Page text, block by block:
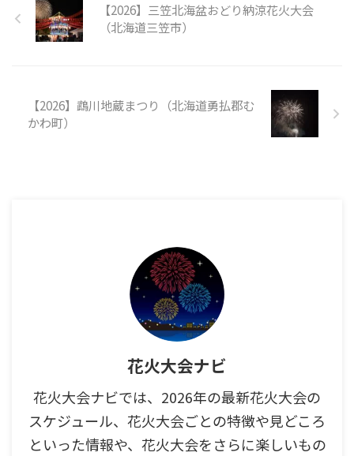
【2026】三笠北海盆おどり納涼花火大会
（北海道三笠市）
【2026】鵡川地蔵まつり（北海道勇払郡む
かわ町）
花火大会ナビ
花火大会ナビでは、2026年の最新花火大会の
スケジュール、花火大会ごとの特徴や見どころ
といった情報や、花火大会をさらに楽しいもの